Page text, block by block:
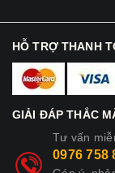
HỖ TRỢ THANH
GIẢI ĐÁP THẮC
Tư vấn
0976 758